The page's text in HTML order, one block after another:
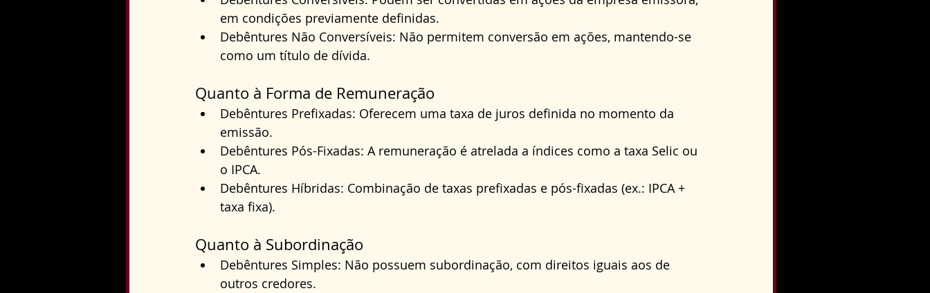
em condições previamente definidas.
Debêntures Não Conversíveis: Não permitem conversão em ações, mantendo-se
como um título de dívida.
Quanto à Forma de Remuneração
Debêntures Prefixadas: Oferecem uma taxa de juros definida no momento da
emissão.
Debêntures Pós-Fixadas: A remuneração é atrelada a índices como a taxa Selic ou
o IPCA.
Debêntures Híbridas: Combinação de taxas prefixadas e pós-fixadas (ex.: IPCA +
taxa fixa).
Quanto à Subordinação
Debêntures Simples: Não possuem subordinação, com direitos iguais aos de
outros credores.